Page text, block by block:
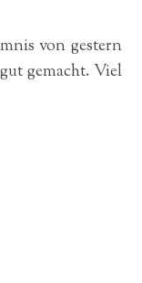
von gestern
gemacht. Viel